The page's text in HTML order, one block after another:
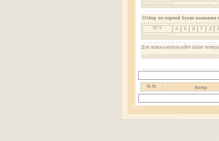
Отбор по первой букве названия
ВСЕ А Б В Г Д
Для поиска используйте inline
№ № Автор